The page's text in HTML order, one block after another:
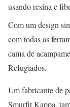
usando resina e
Com um design
com todas as
cama de
Refugiados.
Um fabricante de
Smurfit Kappa,